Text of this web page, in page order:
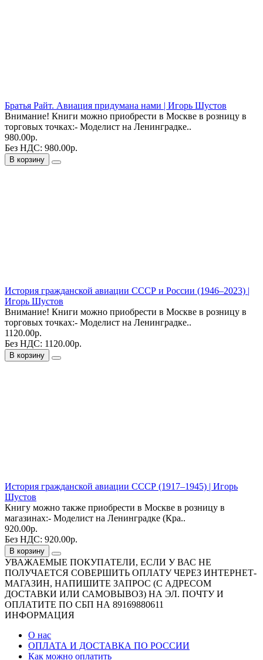
Братья Райт. Авиация придумана нами | Игорь Шустов
Внимание! Книги можно приобрести в Москве в розницу в
торговых точках:- Моделист на Ленинградке..
980.00р.
Без НДС: 980.00р.
В корзину
История гражданской авиации СССР и России (1946–2023) |
Игорь Шустов
Внимание! Книги можно приобрести в Москве в розницу в
торговых точках:- Моделист на Ленинградке..
1120.00р.
Без НДС: 1120.00р.
В корзину
История гражданской авиации СССР (1917–1945) | Игорь
Шустов
Книгу можно также приобрести в Москве в розницу в
магазинах:- Моделист на Ленинградке (Кра..
920.00р.
Без НДС: 920.00р.
В корзину
УВАЖАЕМЫЕ ПОКУПАТЕЛИ, ЕСЛИ У ВАС НЕ
ПОЛУЧАЕТСЯ СОВЕРШИТЬ ОПЛАТУ ЧЕРЕЗ ИНТЕРНЕТ-
МАГАЗИН, НАПИШИТЕ ЗАПРОС (С АДРЕСОМ
ДОСТАВКИ ИЛИ САМОВЫВОЗ) НА ЭЛ. ПОЧТУ И
ОПЛАТИТЕ ПО СБП НА 89169880611
ИНФОРМАЦИЯ
О нас
ОПЛАТА И ДОСТАВКА ПО РОССИИ
Как можно оплатить